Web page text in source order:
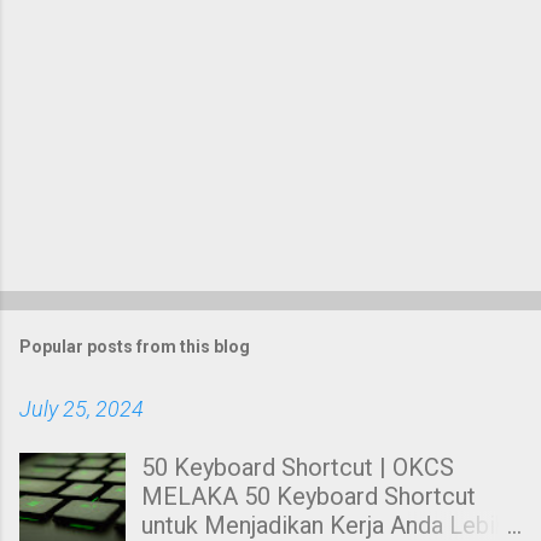
Popular posts from this blog
July 25, 2024
50 Keyboard Shortcut | OKCS
MELAKA 50 Keyboard Shortcut
untuk Menjadikan Kerja Anda Lebih